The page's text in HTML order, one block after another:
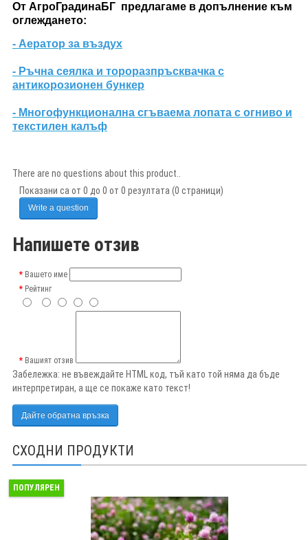
От АгроГрадинаБГ предлагаме в допълнение към
оглеждането:
- Аератор за въздух
- Ръчна сеялка и тороразпръсквачка с
антикорозионен бункер
- Mногофункционална сгъваема лопата с огниво и
текстилен калъф
There are no questions about this product..
Показани са от 0 до 0 от 0 резултата (0 страници)
Write a question
Напишете отзив
Вашето име
Рейтинг
Вашият отзив
Забележка: не въвеждайте HTML код, тъй като той няма да бъде
интерпретиран, а ще се покаже като текст!
Дайте обратна връзка
СХОДНИ ПРОДУКТИ
ПОПУЛЯРЕН